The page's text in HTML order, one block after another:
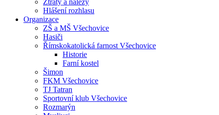
Ztráty a nálezy
Hlášení rozhlasu
Organizace
ZŠ a MŠ Všechovice
Hasiči
Římskokatolická farnost Všechovice
Historie
Farní kostel
Šimon
FKM Všechovice
TJ Tatran
Sportovní klub Všechovice
Rozmarýn